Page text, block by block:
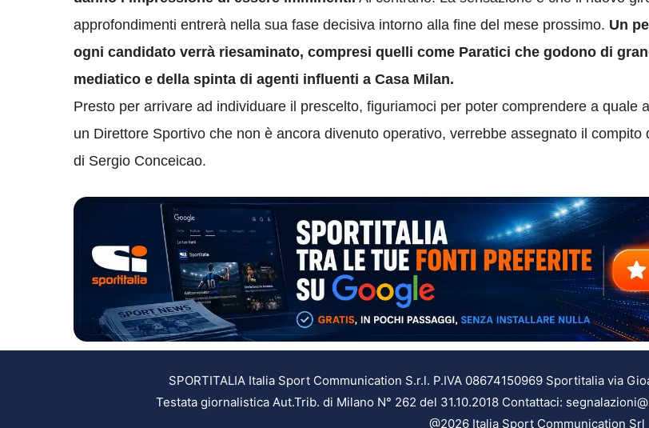
approfondimenti entrerà nella sua fase decisiva intorno alla fine del mese prossimo. Un
ogni candidato verrà riesaminato, compresi quelli come Paratici che godono di
mediatico e della spinta di agenti influenti a Casa Milan.
Presto per arrivare ad individuare il prescelto, figuriamoci per poter comprendere a quale
un Direttore Sportivo che non è ancora divenuto operativo, verrebbe assegnato il compito
di Sergio Conceicao.
SPORTITALIA Italia Sport Communication S.r.l. P.IVA 08674150969 Sportitalia via
Testata giornalistica Aut.Trib. di Milano N° 262 del 31.10.2018 Contattaci:
@2026 Italia Sport Communication Srl